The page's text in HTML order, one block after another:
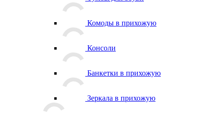
Комоды в прихожую
Консоли
Банкетки в прихожую
Зеркала в прихожую